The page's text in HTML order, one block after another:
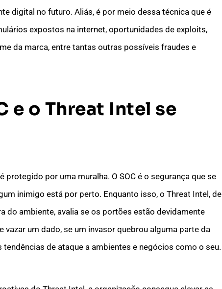
digital no futuro. Aliás, é por meio dessa técnica que é
expostos na internet, oportunidades de exploits,
da marca, entre tantas outras possíveis fraudes e
e o Threat Intel se
por uma muralha. O SOC é o segurança que se
inimigo está por perto. Enquanto isso, o Threat Intel, de
do ambiente, avalia se os portões estão devidamente
um dado, se um invasor quebrou alguma parte da
de ataque a ambientes e negócios como o seu.